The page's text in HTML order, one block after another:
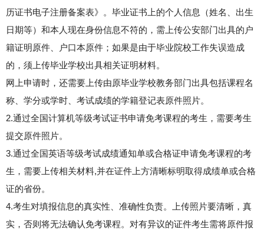
历证书电子注册备案表》。毕业证书上的个人信息（姓名、出生
日期等）和本人现在身份信息不符的，需上传公安部门出具的户
籍证明原件、户口本原件；如果是由于毕业院校工作失误造成
的，须上传毕业学校出具相关证明材料。
网上申请时，还需要上传由原毕业学校教务部门出具包括课程名
称、学分或学时、考试成绩的学籍登记表原件照片。
2.通过全国计算机等级考试证书申请免考课程的考生，需要考生
提交原件照片。
3.通过全国英语等级考试成绩通知单或合格证申请免考课程的考
生，需要上传相关材料,并在证件上方清晰标明取得成绩单或合格
证的省份。
4.考生对填报信息的真实性、准确性负责。上传照片要清晰，真
实，否则将无法确认免考课程。对有异议的证件考生需将原件报